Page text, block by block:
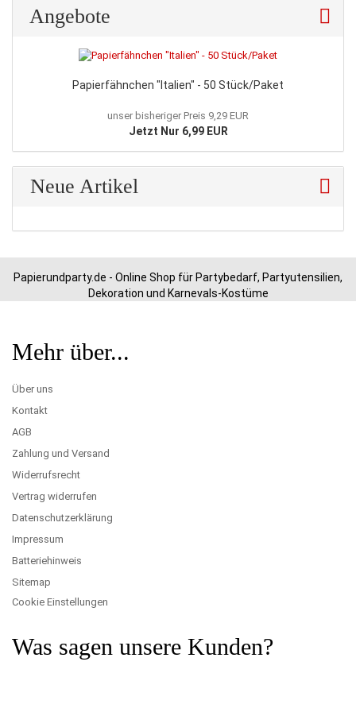
Angebote
Papierfähnchen "Italien" - 50 Stück/Paket
unser bisheriger Preis 9,29 EUR
Jetzt Nur 6,99 EUR
Neue Artikel
Papierundparty.de - Online Shop für Partybedarf, Partyutensilien,
Dekoration und Karnevals-Kostüme
Mehr über...
Über uns
Kontakt
AGB
Zahlung und Versand
Widerrufsrecht
Vertrag widerrufen
Datenschutzerklärung
Impressum
Batteriehinweis
Sitemap
Cookie Einstellungen
Was sagen unsere Kunden?